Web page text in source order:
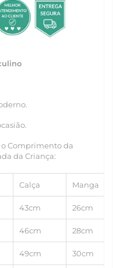
Comprimento da
da Criança:
Calça Manga
43cm 26cm
46cm 28cm
49cm 30cm